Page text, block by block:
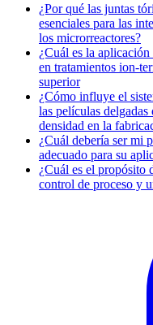
¿Por qué las juntas
esenciales para las
los microrreactores?
¿Cuál es la
en tratamientos ion-
superior
¿Cómo influye el
las películas
densidad en la
¿Cuál debería ser mi
adecuado para su
¿Cuál es el propósito
control de proceso y